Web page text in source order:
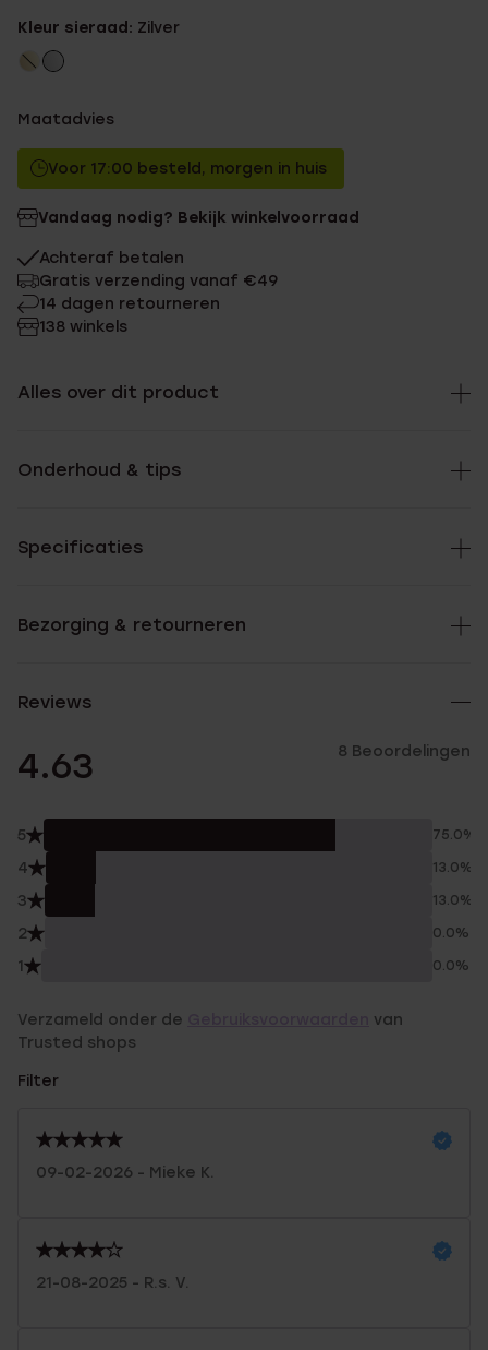
Kleur sieraad: Zilver
Maatadvies
Voor 17:00 besteld, morgen in huis
Vandaag nodig? Bekijk winkelvoorraad
Achteraf betalen
Gratis verzending vanaf €49
14 dagen retourneren
138 winkels
Alles over dit product
Onderhoud & tips
Specificaties
Bezorging & retourneren
Reviews
4.63 8 Beoordelingen
5 75.0%
4 13.0%
3 13.0%
2 0.0%
1 0.0%
Verzameld onder de
van
Trusted shops
Filter
09-02-2026 - Mieke K.
21-08-2025 - R.s. V.